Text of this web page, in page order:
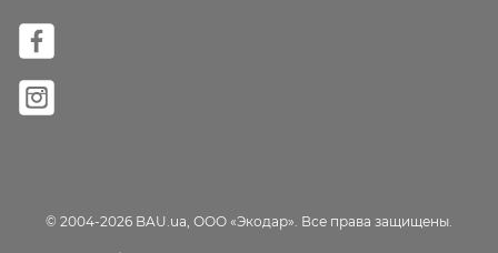
© 2004-2026 BAU.ua, ООО «Экодар». Все права защищены.